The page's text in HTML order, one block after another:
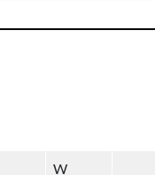
W
W